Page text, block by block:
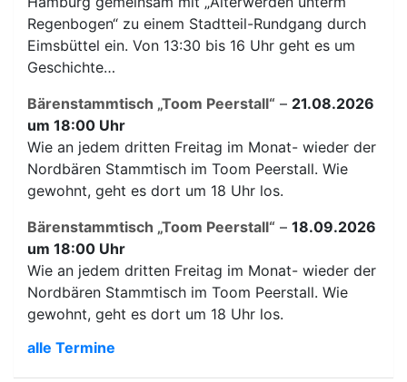
Regenbogen“ zu einem Stadtteil-Rundgang durch
Eimsbüttel ein. Von 13:30 bis 16 Uhr geht es um
Geschichte…
Bärenstammtisch „Toom Peerstall“ – 21.08.2026
um 18:00 Uhr
Wie an jedem dritten Freitag im Monat- wieder der
Nordbären Stammtisch im Toom Peerstall. Wie
gewohnt, geht es dort um 18 Uhr los.
Bärenstammtisch „Toom Peerstall“ – 18.09.2026
um 18:00 Uhr
Wie an jedem dritten Freitag im Monat- wieder der
Nordbären Stammtisch im Toom Peerstall. Wie
gewohnt, geht es dort um 18 Uhr los.
alle Termine